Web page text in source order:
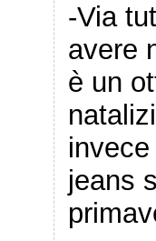
-Via
avere
è un
jeans